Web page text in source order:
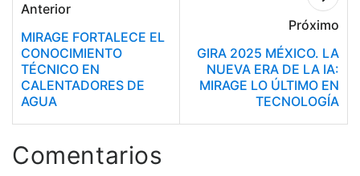
Anterior
MIRAGE FORTALECE EL
CONOCIMIENTO
TÉCNICO EN
CALENTADORES DE
AGUA
Próximo
GIRA 2025 MÉXICO. LA
NUEVA ERA DE LA IA:
MIRAGE LO ÚLTIMO EN
TECNOLOGÍA
Comentarios